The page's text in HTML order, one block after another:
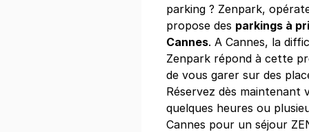
parking ? Zenpark,
propose des parkings à
Cannes. A Cannes, la
Zenpark répond à cette
de vous garer sur des
Réservez dès maintenant
quelques heures ou
Cannes pour un séjour